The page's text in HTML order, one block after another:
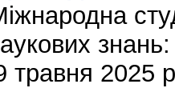
травня